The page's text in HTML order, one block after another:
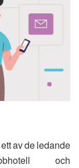
av de ledande
och